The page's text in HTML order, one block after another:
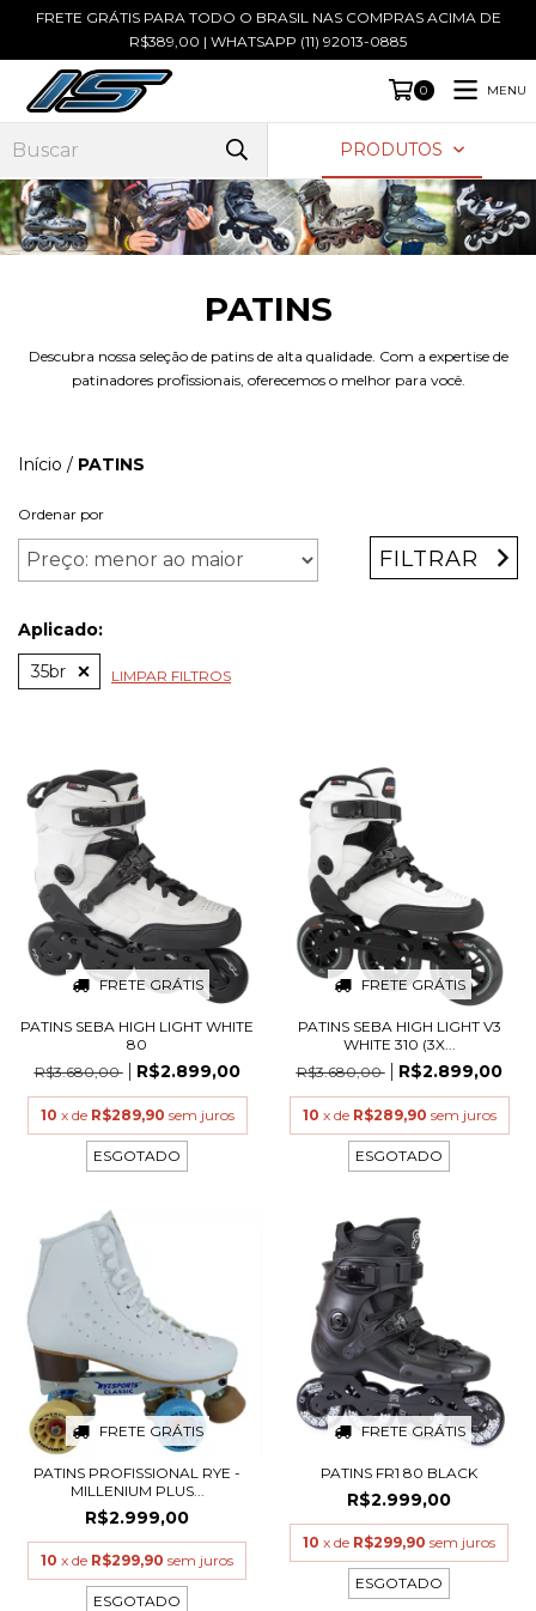
FRETE GRÁTIS PARA TODO O BRASIL NAS COMPRAS ACIMA DE
R$389,00 | WHATSAPP (11) 92013-0885
0 MENU
PRODUTOS
PATINS
Descubra nossa seleção de patins de alta qualidade. Com a expertise de
patinadores profissionais, oferecemos o melhor para você.
Início / PATINS
Ordenar por
FILTRAR
Aplicado:
35br
LIMPAR FILTROS
FRETE GRÁTIS
PATINS SEBA HIGH LIGHT WHITE
80
R$3.680,00
R$2.899,00
10 x de R$289,90 sem juros
ESGOTADO
FRETE GRÁTIS
PATINS SEBA HIGH LIGHT V3
WHITE 310 (3X...
R$3.680,00
R$2.899,00
10 x de R$289,90 sem juros
ESGOTADO
FRETE GRÁTIS
PATINS PROFISSIONAL RYE -
MILLENIUM PLUS...
R$2.999,00
10 x de R$299,90 sem juros
ESGOTADO
FRETE GRÁTIS
PATINS FR1 80 BLACK
R$2.999,00
10 x de R$299,90 sem juros
ESGOTADO